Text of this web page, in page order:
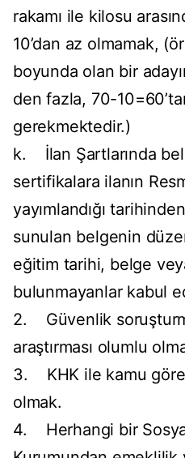
rakamı ile kilosu
10’dan az olmamak,
boyunda olan bir
den fazla, 70-
gerekmektedir.)
k. İlan Şartlarında
sertifikalara ilanın
yayımlandığı
sunulan belgenin
eğitim tarihi, belge
bulunmayanlar kabul
2. Güvenlik
araştırması olumlu
3. KHK ile kamu
olmak.
4. Herhangi bir